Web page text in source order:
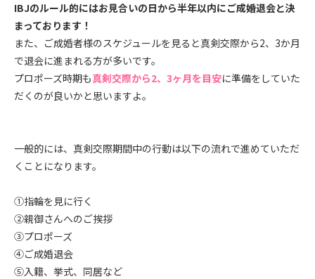
IBJのルール的にはお見合いの日から半年以内にご成婚退会と決
まっております！
また、ご成婚者様のスケジュールを見ると真剣交際から2、3か月
で退会に進まれる方が多いです。
プロポーズ時期も真剣交際から2、3ヶ月を目安に準備をしていた
だくのが良いかと思いますよ。
一般的には、真剣交際期間中の行動は以下の流れで進めていただ
くことになります。
①指輪を見に行く
②親御さんへのご挨拶
③プロポーズ
④ご成婚退会
⑤入籍、挙式、同居など